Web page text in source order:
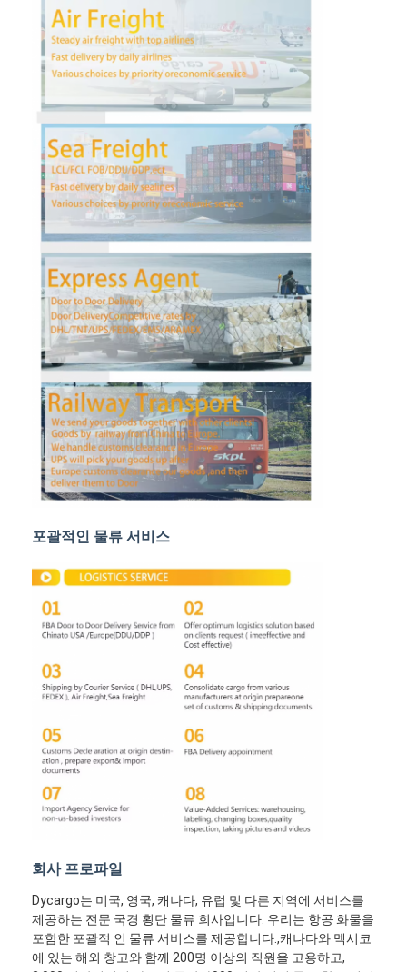
홈
공장 투어
품질 관리
연락처
지금 챗팅하세요
국제 화물운송 포워드
공기 운임 후불
해상운송
중국에서 DDP 배송
선적을 나타내세요
철도 운송
아마존으로 배송
창고 서비스
포괄적인 물류 서비스
회사 프로파일
Dycargo는 미국, 영국, 캐나다, 유럽 및 다른 지역에 서비스를
제공하는 전문 국경 횡단 물류 회사입니다. 우리는 항공 화물을
포함한 포괄적 인 물류 서비스를 제공합니다.,캐나다와 멕시코
에 있는 해외 창고와 함께 200명 이상의 직원을 고용하고,